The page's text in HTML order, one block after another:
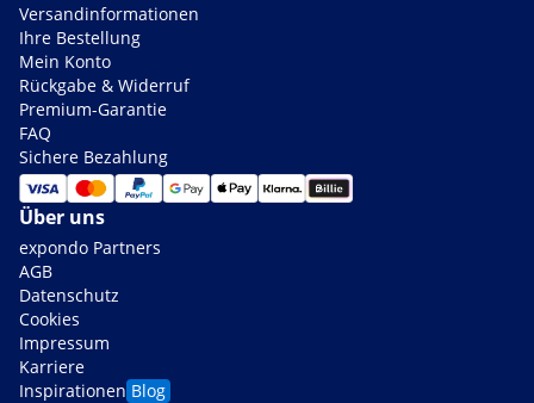
Versandinformationen
Ihre Bestellung
Mein Konto
Rückgabe & Widerruf
Premium-Garantie
FAQ
Sichere Bezahlung
Über uns
expondo Partners
AGB
Datenschutz
Cookies
Impressum
Karriere
Inspirationen Blog